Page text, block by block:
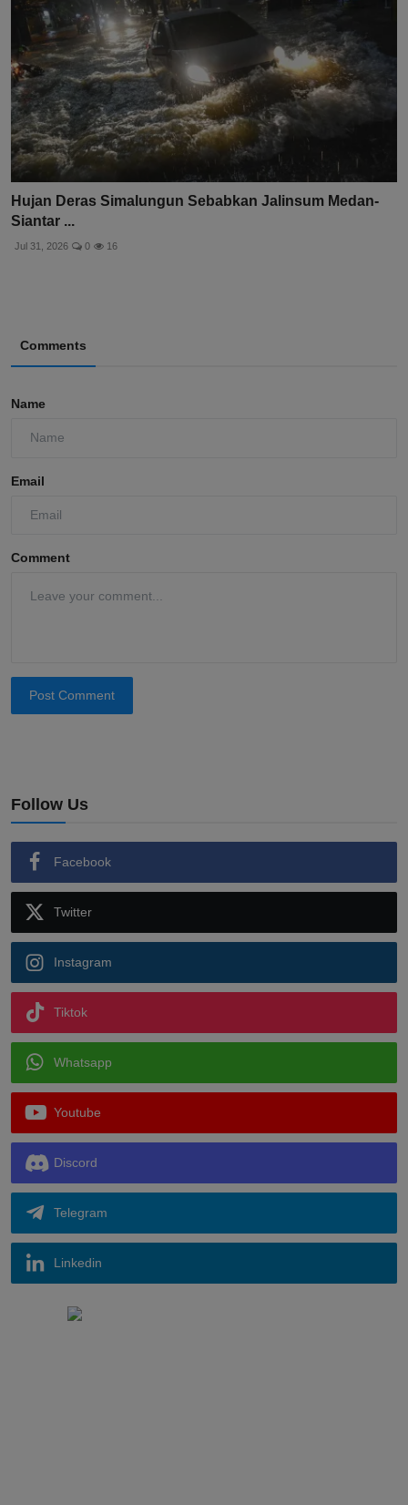
Hujan Deras Simalungun Sebabkan Jalinsum Medan-
Siantar ...
Jul 31, 2026 0 16
Comments
Name
Email
Comment
Post Comment
Follow Us
Facebook
Twitter
Instagram
Tiktok
Whatsapp
Youtube
Discord
Telegram
Linkedin